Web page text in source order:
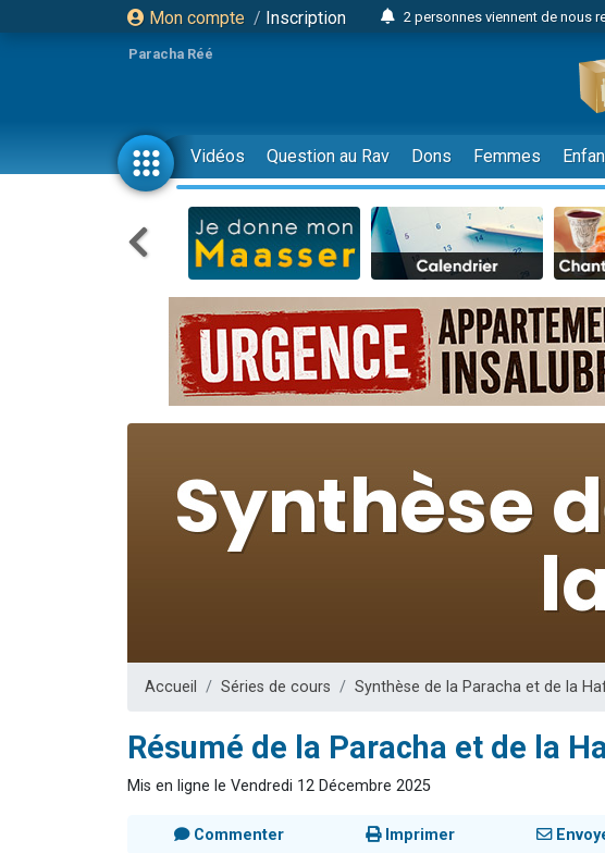
Mon compte / Inscription
2 personnes viennent de nous
12 nouvelles musiques
30 personnes viennent de
Il reste 49 places pour
3 personnes viennent de nous
2 personnes viennent de nous
3 personnes viennent de nous
2 nouvelles musiques dans
8 personnes viennent de
Nouvelle émission radio :
61 personnes viennent de
Il reste 49 places pour
Nathaniel vient de donner son
6 personnes viennent de
2 personnes viennent de
10 personnes viennent de
Il reste 49 places pour
Paracha Réé
Vidéos Question au Rav Dons Femmes
Accueil Séries de cours Synthèse de la Paracha et de la
Résumé de la Paracha et de la
Mis en ligne le Vendredi 12 Décembre 2025
Commenter Imprimer